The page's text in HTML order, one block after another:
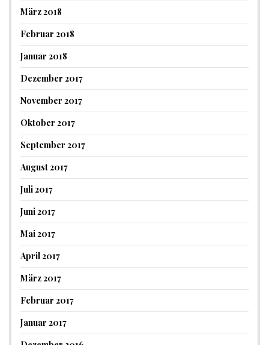
März 2018
Februar 2018
Januar 2018
Dezember 2017
November 2017
Oktober 2017
September 2017
August 2017
Juli 2017
Juni 2017
Mai 2017
April 2017
März 2017
Februar 2017
Januar 2017